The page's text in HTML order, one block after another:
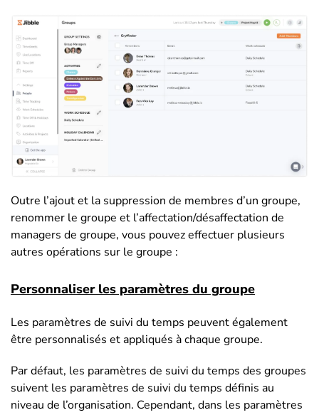
Outre l’ajout et la suppression de membres d’un groupe,
renommer le groupe et l’affectation/désaffectation de
managers de groupe, vous pouvez effectuer plusieurs
autres opérations sur le groupe :
Personnaliser les paramètres du groupe
Les paramètres de suivi du temps peuvent également
être personnalisés et appliqués à chaque groupe.
Par défaut, les paramètres de suivi du temps des groupes
suivent les paramètres de suivi du temps définis au
niveau de l’organisation. Cependant, dans les paramètres